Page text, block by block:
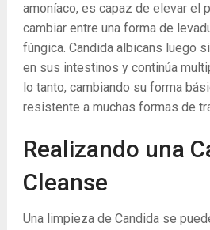
amoníaco, es capaz de elevar el
cambiar entre una forma de
fúngica. Candida albicans luego
en sus intestinos y continúa
lo tanto, cambiando su forma
resistente a muchas formas de
Realizando una
Cleanse
Una limpieza de Candida se